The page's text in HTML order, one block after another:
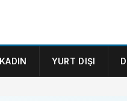
KADIN YURT DIŞI